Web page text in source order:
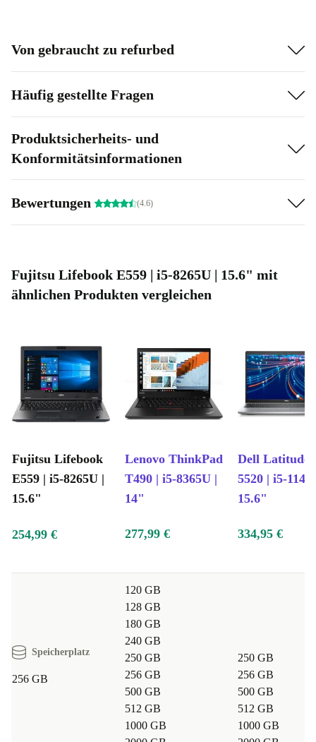
Von gebraucht zu refurbed
Häufig gestellte Fragen
Produktsicherheits- und
Konformitätsinformationen
Bewertungen (4.6)
Fujitsu Lifebook E559 | i5-8265U | 15.6" mit
ähnlichen Produkten vergleichen
Fujitsu Lifebook
E559 | i5-8265U |
15.6"
Lenovo ThinkPad
T490 | i5-8365U |
14"
Dell Latitude
5520 | i5-
15.6"
254,99 € 277,99 € 334,95 €
Speicherplatz
256 GB
120 GB
128 GB
180 GB
240 GB
250 GB
256 GB
500 GB
512 GB
1000 GB
250 GB
256 GB
500 GB
512 GB
1000 GB